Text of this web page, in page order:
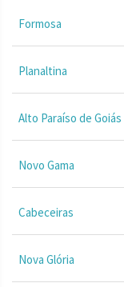
Formosa
Planaltina
Alto Paraíso de Goiás
Novo Gama
Cabeceiras
Nova Glória